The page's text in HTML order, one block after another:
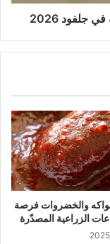
والخضروات فرصة
الزراعية المصدّرة